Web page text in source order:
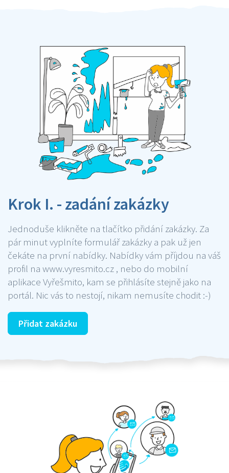
Krok I. - zadání zakázky
Jednoduše klikněte na tlačítko přidání zakázky. Za
pár minut vyplníte formulář zakázky a pak už jen
čekáte na první nabídky. Nabídky vám příjdou na váš
profil na www.vyresmito.cz , nebo do mobilní
aplikace Vyřešmito, kam se přihlásíte stejně jako na
portál. Nic vás to nestojí, nikam nemusíte chodit :-)
Přidat zakázku